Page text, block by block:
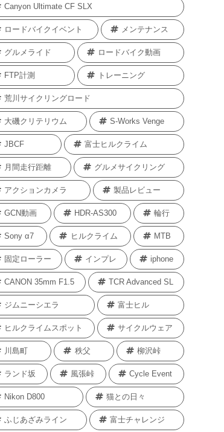
Canyon Ultimate CF SLX
ロードバイクイベント メンテナンス
グルメライド ロードバイク動画
FTP計測 トレーニング
荒川サイクリングロード
大磯クリテリウム S-Works Venge
JBCF 富士ヒルクライム
月間走行距離 グルメサイクリング
アクションカメラ 製品レビュー
GCN動画 HDR-AS300 輪行
Sony α7 ヒルクライム MTB
固定ローラー インプレ iphone
CANON 35mm F1.5 TCR Advanced SL
ジムニーシエラ 富士ヒル
ヒルクライムスポット サイクルウェア
川島町 秩父 柳沢峠
ランド坂 風張峠 Cycle Event
Nikon D800 猫との日々
ふじあざみライン 富士チャレンジ